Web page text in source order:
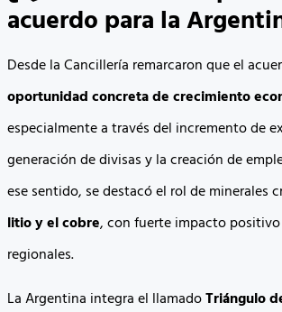
acuerdo para la
Desde la Cancillería remarcaron que el
oportunidad concreta de crecimiento
especialmente a través del incremento de
generación de divisas y la creación de
ese sentido, se destacó el rol de minerales
litio y el cobre, con fuerte impacto
regionales.
La Argentina integra el llamadoTriángulo